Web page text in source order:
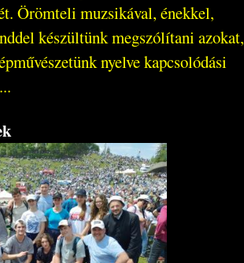
Örömteli muzsikával, énekkel,
készültünk megszólítani azokat,
nyelve kapcsolódási